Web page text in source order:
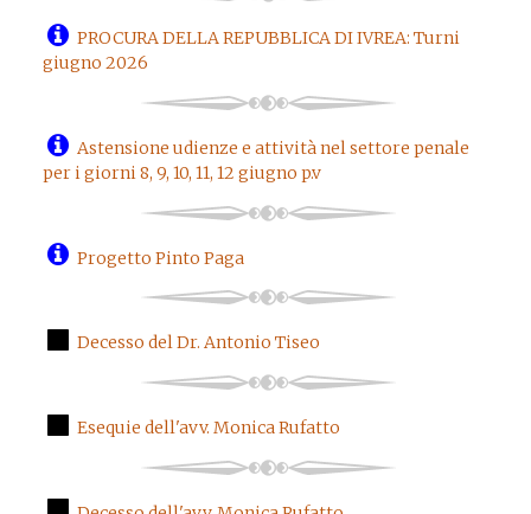
PROCURA DELLA REPUBBLICA DI IVREA: Turni
giugno 2026
Astensione udienze e attività nel settore penale
per i giorni 8, 9, 10, 11, 12 giugno p.v
Progetto Pinto Paga
Decesso del Dr. Antonio Tiseo
Esequie dell'avv. Monica Rufatto